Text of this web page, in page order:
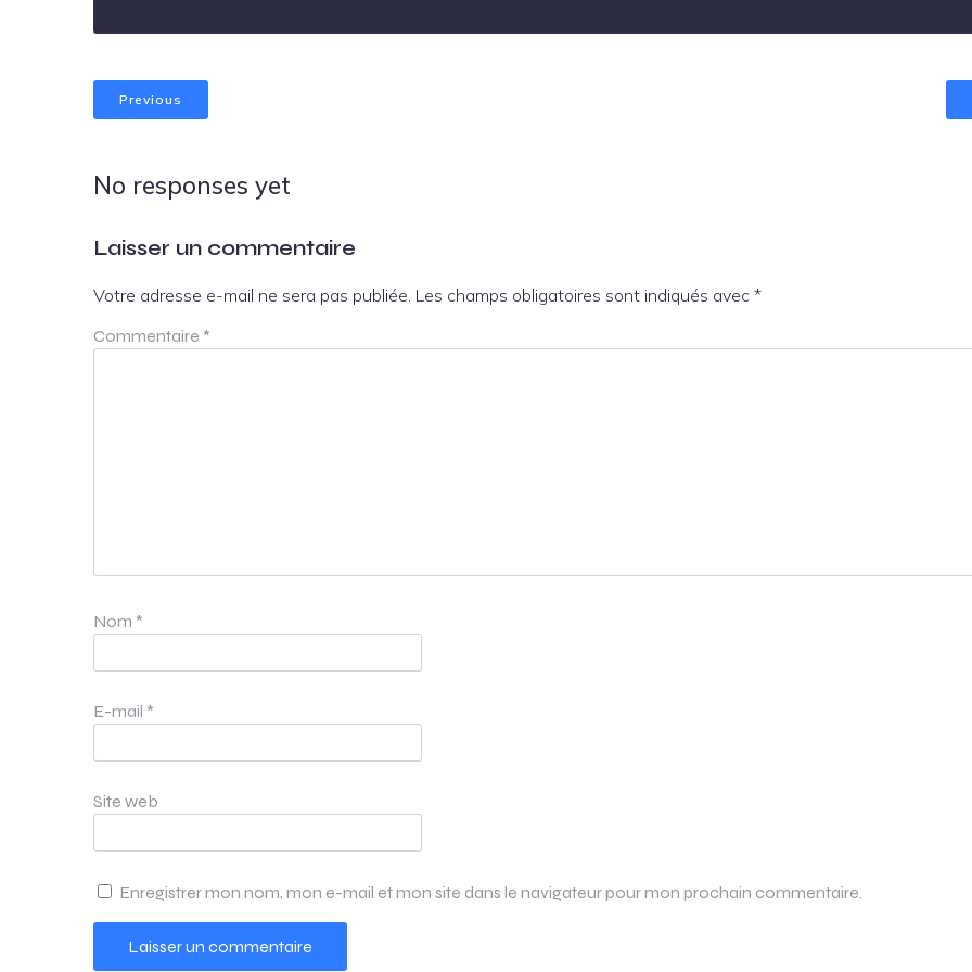
Previous
No responses yet
Laisser un commentaire
Votre adresse e-mail ne sera pas publiée. Les champs obligatoires sont indiqués avec *
Commentaire *
Nom *
E-mail *
Site web
Enregistrer mon nom, mon e-mail et mon site dans le navigateur pour mon prochain commentaire.